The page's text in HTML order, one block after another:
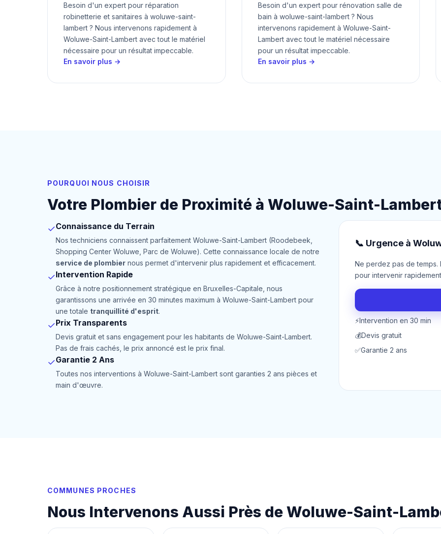
Besoin d'un expert pour réparation
robinetterie et sanitaires à woluwe-saint-
lambert ? Nous intervenons rapidement à
Woluwe-Saint-Lambert avec tout le matériel
nécessaire pour un résultat impeccable.
En savoir plus →
Besoin d'un expert pour rénovation salle de
bain à woluwe-saint-lambert ? Nous
intervenons rapidement à Woluwe-Saint-
Lambert avec tout le matériel nécessaire
pour un résultat impeccable.
En savoir plus →
POURQUOI NOUS CHOISIR
Votre Plombier de Proximité à Woluwe-Saint-
✓Connaissance du Terrain
Nos techniciens connaissent parfaitement Woluwe-Saint-Lambert (Roodebeek,
Shopping Center Woluwe, Parc de Woluwe). Cette connaissance locale de notre
service de plombier nous permet d'intervenir plus rapidement et efficacement.
✓Intervention Rapide
Grâce à notre positionnement stratégique en Bruxelles-Capitale, nous
garantissons une arrivée en 30 minutes maximum à Woluwe-Saint-Lambert pour
une totale tranquillité d'esprit.
✓Prix Transparents
Devis gratuit et sans engagement pour les habitants de Woluwe-Saint-Lambert.
Pas de frais cachés, le prix annoncé est le prix final.
✓Garantie 2 Ans
Toutes nos interventions à Woluwe-Saint-Lambert sont garanties 2 ans pièces et
main d'œuvre.
📞 Urgence à
Ne perdez pas de
pour intervenir
⚡Intervention en 30 min
💰Devis gratuit
✅Garantie 2 ans
COMMUNES PROCHES
Nous Intervenons Aussi Près de Woluwe-Saint-